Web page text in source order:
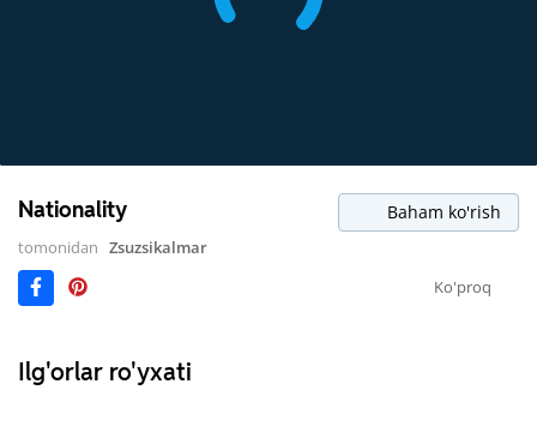
Nationality Baham ko'rish
tomonidan Zsuzsikalmar
Ko'proq
Ilg'orlar ro'yxati